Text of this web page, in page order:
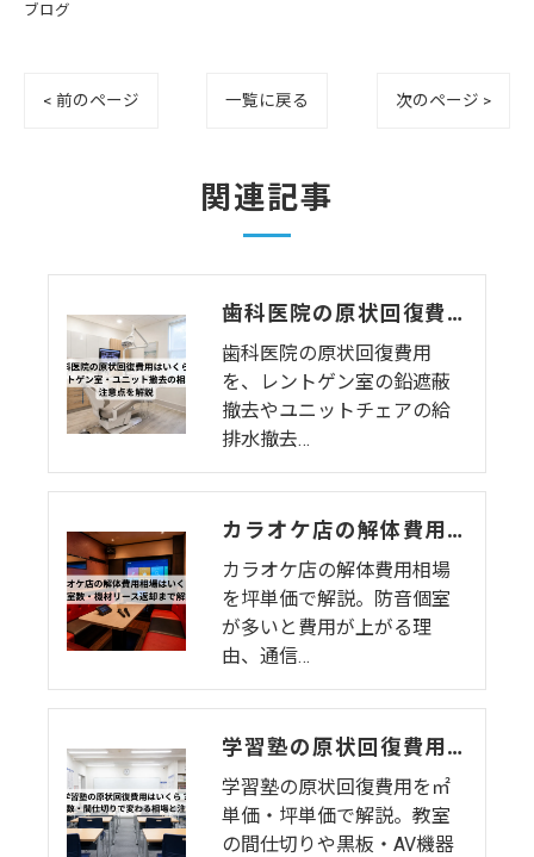
ブログ
< 前のページ 一覧に戻る 次のページ >
関連記事
歯科医院の原状回復費用はいくら？レントゲン室・ユニット撤去の相場と注意点を解説
歯科医院の原状回復費用
を、レントゲン室の鉛遮蔽
撤去やユニットチェアの給
排水撤去…
カラオケ店の解体費用相場はいくら？個室数・機材リース返却まで解説
カラオケ店の解体費用相場
を坪単価で解説。防音個室
が多いと費用が上がる理
由、通信…
学習塾の原状回復費用はいくら？教室数・間仕切りで変わる相場と注意点
学習塾の原状回復費用を㎡
単価・坪単価で解説。教室
の間仕切りや黒板・AV機器